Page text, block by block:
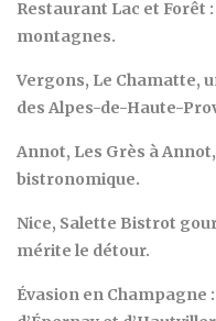
Restaurant Lac et Forêt
montagnes.
Vergons, Le Chamatte,
des Alpes-de-Haute-
Annot, Les Grès à
bistronomique.
Nice, Salette Bistrot
mérite le détour.
Évasion en Champagne